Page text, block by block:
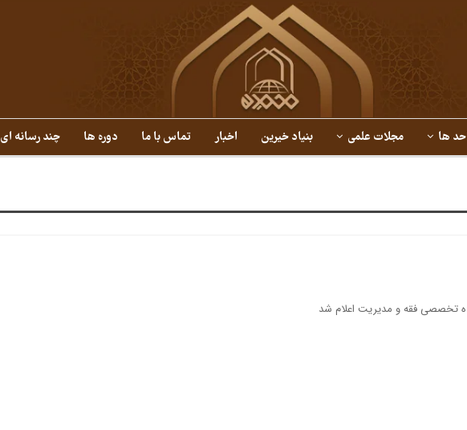
ها مجلات علمی بنیاد خیرین اخبار تماس با ما دوره ها چند رسانه ای
تخصصی فقه و مدیریت اعلام شد